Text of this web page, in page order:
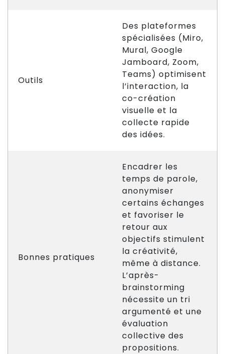
Outils
Des plateformes
spécialisées (Miro,
Mural, Google
Jamboard, Zoom,
Teams) optimisent
l’interaction, la
co-création
visuelle et la
collecte rapide
des idées.
Bonnes pratiques
Encadrer les
temps de parole,
anonymiser
certains échanges
et favoriser le
retour aux
objectifs stimulent
la créativité,
même à distance.
L’après-
brainstorming
nécessite un tri
argumenté et une
évaluation
collective des
propositions.